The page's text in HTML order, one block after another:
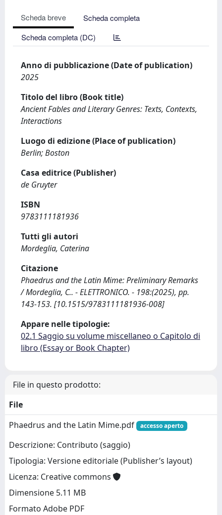
Scheda breve
Scheda completa
Scheda completa (DC)
Anno di pubblicazione (Date of publication)
2025
Titolo del libro (Book title)
Ancient Fables and Literary Genres: Texts, Contexts,
Interactions
Luogo di edizione (Place of publication)
Berlin; Boston
Casa editrice (Publisher)
de Gruyter
ISBN
9783111181936
Tutti gli autori
Mordeglia, Caterina
Citazione
Phaedrus and the Latin Mime: Preliminary Remarks
/ Mordeglia, C.. - ELETTRONICO. - 198:(2025), pp.
143-153. [10.1515/9783111181936-008]
Appare nelle tipologie:
02.1 Saggio su volume miscellaneo o Capitolo di
libro (Essay or Book Chapter)
File in questo prodotto:
File
Phaedrus and the Latin Mime.pdf
accesso aperto
Descrizione: Contributo (saggio)
Tipologia: Versione editoriale (Publisher’s layout)
Licenza: Creative commons
Dimensione 5.11 MB
Formato Adobe PDF